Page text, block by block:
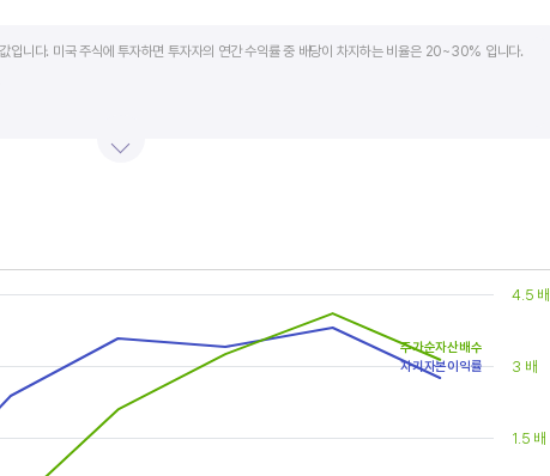
입니다. 미국 주식에 투자하면 투자자의 연간 수익률 중 배당이 차지하는 비율은 20~30% 입니다.
and values.
1.5 배
3 배
4.5 배
자기자본이익률
주가순자산배수